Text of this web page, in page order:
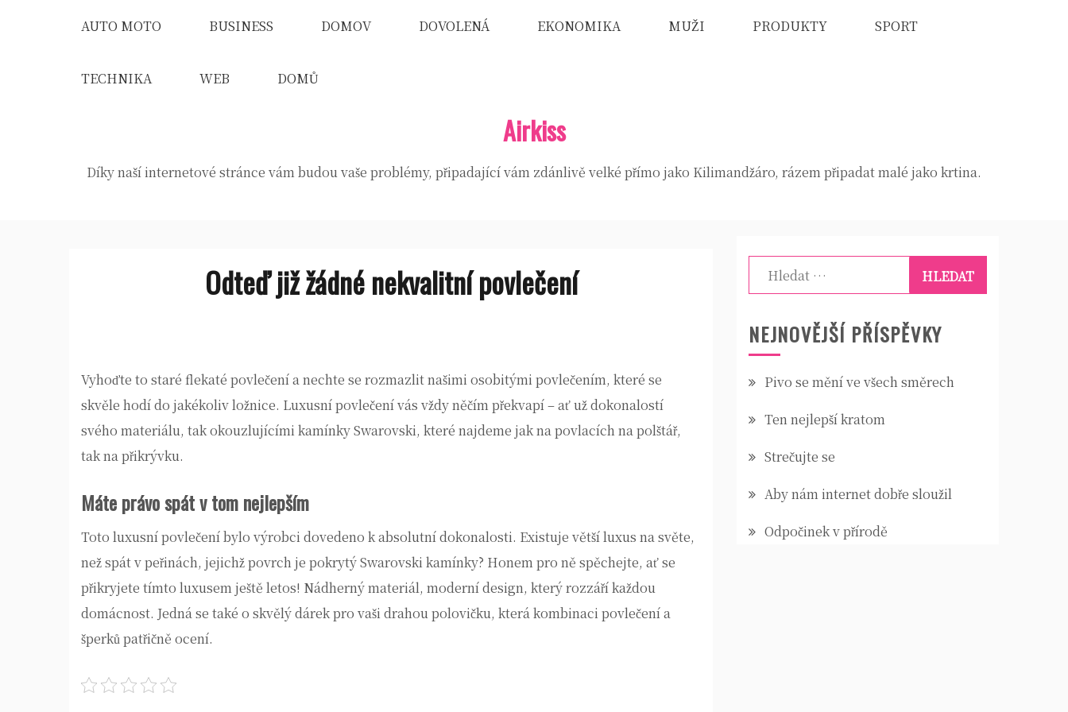
AUTO MOTO BUSINESS DOMOV DOVOLENÁ EKONOMIKA MUŽI PRODUKTY SPORT
TECHNIKA WEB DOMŮ
Airkiss
Díky naší internetové stránce vám budou vaše problémy, připadající vám zdánlivě velké přímo jako Kilimandžáro, rázem připadat malé jako krtina.
Odteď již žádné nekvalitní povlečení
Vyhoďte to staré flekaté povlečení a nechte se rozmazlit našimi osobitými povlečením, které se
skvěle hodí do jakékoliv ložnice. Luxusní povlečenívás vždy něčím překvapí – ať už dokonalostí
svého materiálu, tak okouzlujícími kamínky Swarovski, které najdeme jak na povlacích na polštář,
tak na přikrývku.
Máte právo spát v tom nejlepším
Toto luxusní povlečení bylo výrobci dovedeno k absolutní dokonalosti. Existuje větší luxus na světe,
než spát v peřinách, jejichž povrch je pokrytý Swarovski kamínky? Honem pro ně spěchejte, ať se
přikryjete tímto luxusem ještě letos! Nádherný materiál, moderní design, který rozzáří každou
domácnost. Jedná se také o skvělý dárek pro vaši drahou polovičku, která kombinaci povlečení a
šperků patřičně ocení.
Vyhledávání
NEJNOVĚJŠÍ PŘÍSPĚVKY
Pivo se mění ve všech směrech
Ten nejlepší kratom
Strečujte se
Aby nám internet dobře sloužil
Odpočinek v přírodě